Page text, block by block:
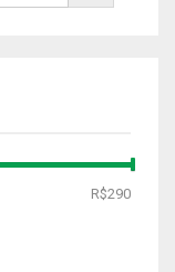
R$290